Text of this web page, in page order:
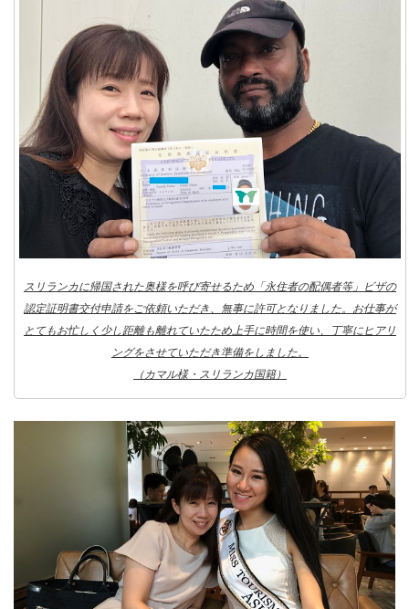
スリランカに帰国された奥様を呼び寄せるため「永住者の配偶者等」ビザの
認定証明書交付申請をご依頼いただき、無事に許可となりました。お仕事が
とてもお忙しく少し距離も離れていたため上手に時間を使い、丁寧にヒアリ
ングをさせていただき準備をしました。
（カマル様・スリランカ国籍）